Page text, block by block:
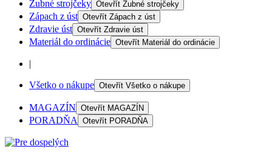
Zubné strojčeky Otevřít Zubné strojčeky
Zápach z úst Otevřít Zápach z úst
Zdravie úst Otevřít Zdravie úst
Materiál do ordinácie Otevřít Materiál do ordinácie
|
Všetko o nákupe Otevřít Všetko o nákupe
MAGAZÍN Otevřít MAGAZÍN
PORADŇA Otevřít PORADŇA